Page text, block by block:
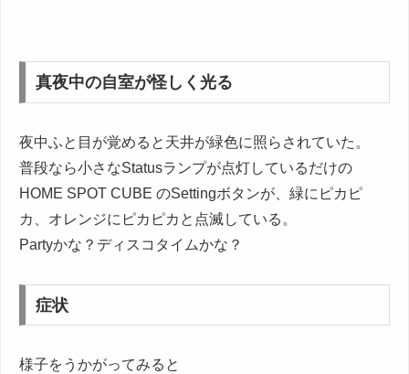
真夜中の自室が怪しく光る
夜中ふと目が覚めると天井が緑色に照らされていた。
普段なら小さなStatusランプが点灯しているだけの
HOME SPOT CUBE のSettingボタンが、緑にピカピ
カ、オレンジにピカピカと点滅している。
Partyかな？ディスコタイムかな？
症状
様子をうかがってみると